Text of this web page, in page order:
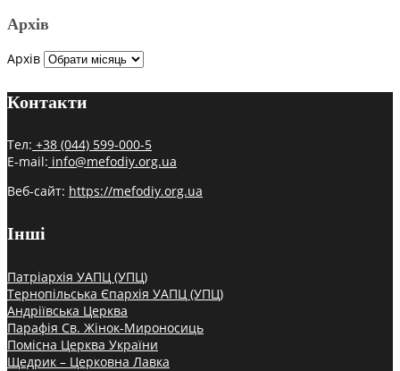
Архів
Архів
Контакти
Тел: +38 (044) 599-000-5
E-mail: info@mefodiy.org.ua
Веб-сайт: https://mefodiy.org.ua
Інші
Патріархія УАПЦ (УПЦ)
Тернопільська Єпархія УАПЦ (УПЦ)
Андріївська Церква
Парафія Св. Жінок-Мироносиць
Помісна Церква України
Щедрик – Церковна Лавка